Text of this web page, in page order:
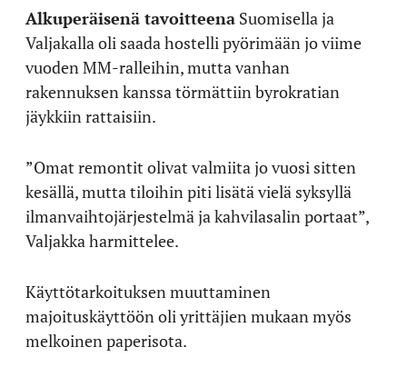
Alkuperäisenä tavoitteena Suomisella ja
Valjakalla oli saada hostelli pyörimään jo viime
vuoden MM-ralleihin, mutta vanhan
rakennuksen kanssa törmättiin byrokratian
jäykkiin rattaisiin.
”Omat remontit olivat valmiita jo vuosi sitten
kesällä, mutta tiloihin piti lisätä vielä syksyllä
ilmanvaihtojärjestelmä ja kahvilasalin portaat”,
Valjakka harmittelee.
Käyttötarkoituksen muuttaminen
majoituskäyttöön oli yrittäjien mukaan myös
melkoinen paperisota.